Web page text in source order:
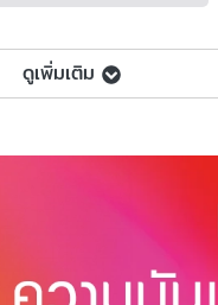
ดูเพิ่มเติม